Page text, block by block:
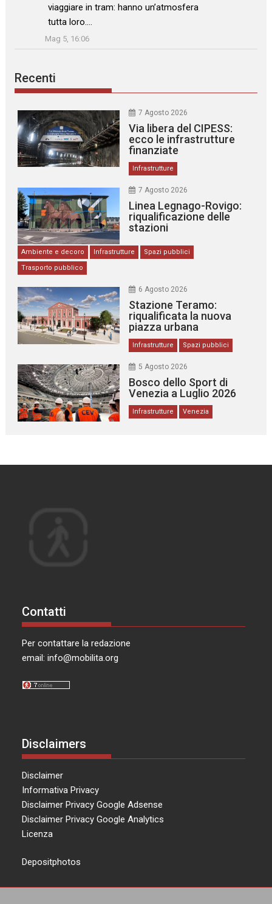
viaggiare in tram: hanno un’atmosfera
tutta loro.…
”
Mag 5, 16:06
Recenti
7 Agosto 2026
Via libera del CIPESS:
ecco le infrastrutture
finanziate
Infrastrutture
7 Agosto 2026
Linea Legnago-Rovigo:
riqualificazione delle
stazioni
Ambiente e decoro Infrastrutture
Spazi pubblici
Trasporto pubblico
6 Agosto 2026
Stazione Teramo:
riqualificata la nuova
piazza urbana
Infrastrutture Spazi pubblici
5 Agosto 2026
Bosco dello Sport di
Venezia a Luglio 2026
Infrastrutture Venezia
Contatti
Per contattare la redazione
email:info@mobilita.org
Disclaimers
Disclaimer
Informativa Privacy
Disclaimer Privacy Google Adsense
Disclaimer Privacy Google Analytics
Licenza
Depositphotos